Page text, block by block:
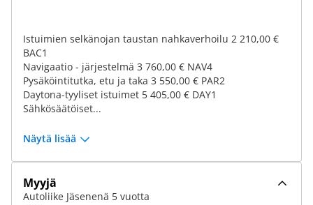
Istuimien selkänojan taustan nahkaverhoilu 2 210,00 €
BAC1
Navigaatio - järjestelmä 3 760,00 € NAV4
Pysäköintitutka, etu ja taka 3 550,00 € PAR2
Daytona-tyyliset istuimet 5 405,00 € DAY1
Sähkösäätöiset...
Näytä lisää
Myyjä
Autoliike Jäsenenä 5 vuotta